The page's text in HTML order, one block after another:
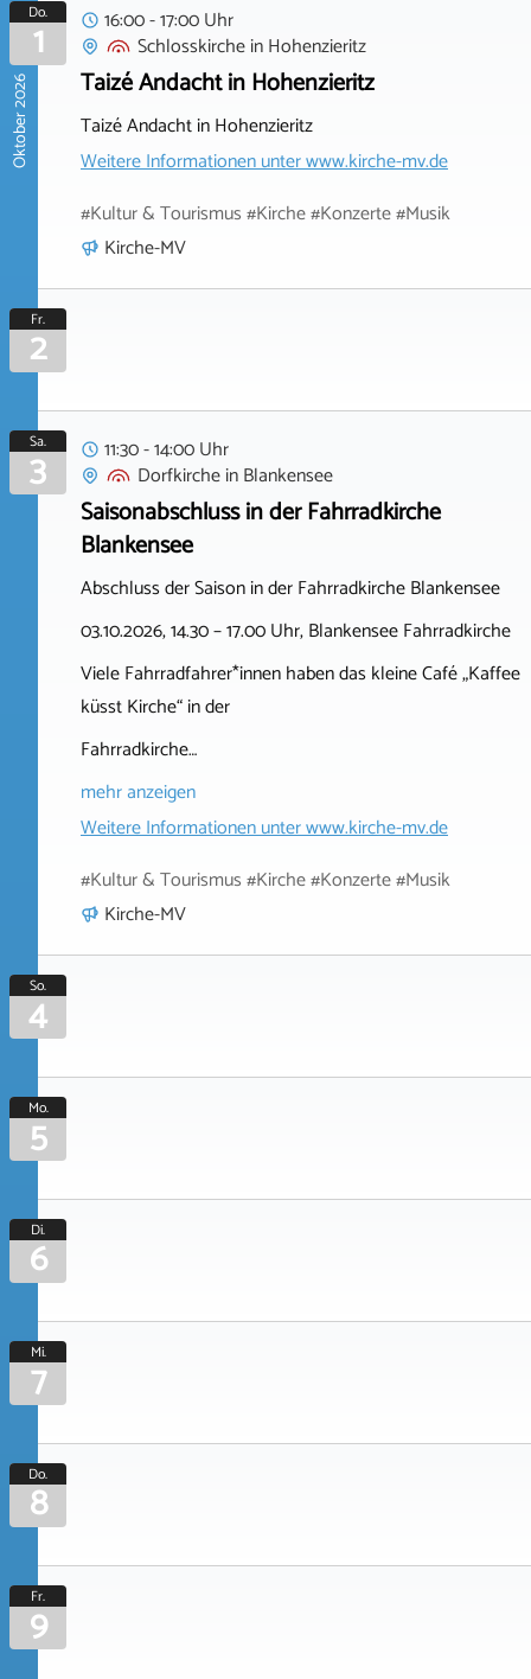
Oktober 2026
Do.
1
16:00 - 17:00 Uhr
SchlosskircheinHohenzieritz
Taizé Andacht in Hohenzieritz
Taizé Andacht in Hohenzieritz
Weitere Informationen unterwww.kirche-mv.de
#Kultur & Tourismus #Kirche #Konzerte #Musik
Kirche-MV
Fr.
2
Sa.
3
11:30 - 14:00 Uhr
DorfkircheinBlankensee
Saisonabschluss in der Fahrradkirche
Blankensee
Abschluss der Saison in der Fahrradkirche Blankensee
03.10.2026, 14.30 – 17.00 Uhr, Blankensee Fahrradkirche
Viele Fahrradfahrer*innen haben das kleine Café „Kaffee
küsst Kirche“ in der
Fahrradkirche…
mehr anzeigen
Weitere Informationen unterwww.kirche-mv.de
#Kultur & Tourismus #Kirche #Konzerte #Musik
Kirche-MV
So.
4
Mo.
5
Di.
6
Mi.
7
Do.
8
Fr.
9